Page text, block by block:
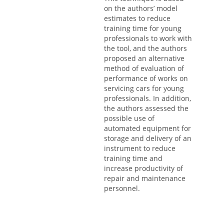
on the authors’ model
estimates to reduce
training time for young
professionals to work with
the tool, and the authors
proposed an alternative
method of evaluation of
performance of works on
servicing cars for young
professionals. In addition,
the authors assessed the
possible use of
automated equipment for
storage and delivery of an
instrument to reduce
training time and
increase productivity of
repair and maintenance
personnel.